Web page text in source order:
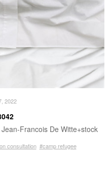
2022
Francois De Witte+stock
consultation #camp refugee